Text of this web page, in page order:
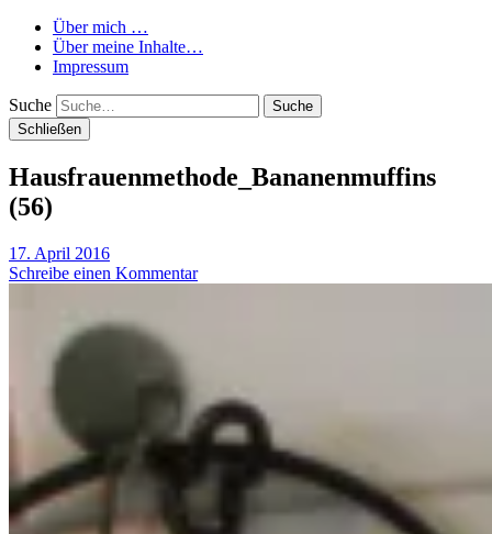
Über mich …
Über meine Inhalte…
Impressum
Suche
Schließen
Hausfrauenmethode_Bananenmuffins
(56)
17. April 2016
Schreibe einen Kommentar